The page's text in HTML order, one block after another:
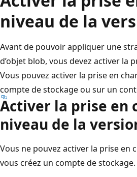
niveau de la
Avant de pouvoir appliquer une
d’objet blob, vous devez activer la
Vous pouvez activer la prise en
compte de stockage ou sur un
Activer la prise en
niveau de la
Vous ne pouvez activer la prise en
vous créez un compte de stockage.